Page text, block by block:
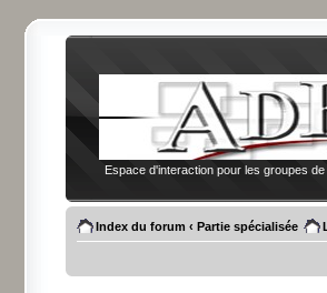
Espace d'interaction pour les groupes
Index du forum ‹ Partie spécialisée